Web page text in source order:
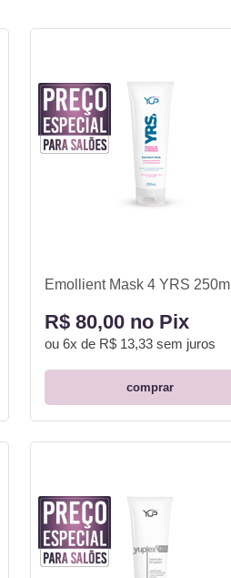
Emollient Mask 4 YRS 250ml
R$ 80,00 no Pix
ou 6x de R$ 13,33sem juros
comprar